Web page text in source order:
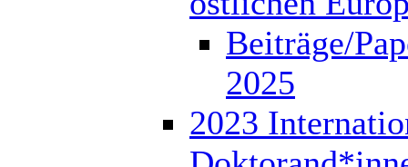
Beiträge/
2025
2023